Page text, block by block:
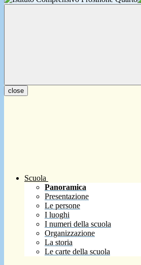
close
Scuola
Panoramica
Presentazione
Le persone
I luoghi
I numeri della scuola
Organizzazione
La storia
Le carte della scuola